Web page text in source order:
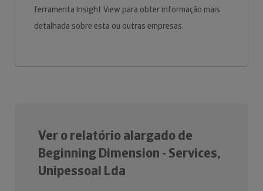
ferramenta Insight View para obter informação mais
detalhada sobre esta ou outras empresas.
Ver o relatório alargado de
Beginning Dimension - Services,
Unipessoal Lda